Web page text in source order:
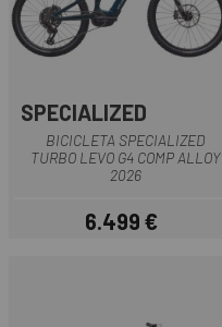
SPECIALIZED
BICICLETA SPECIALIZED
TURBO LEVO G4 COMP ALLOY
2026
Preu
6.499 €